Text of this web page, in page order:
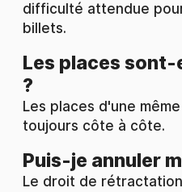
difficulté attendue
billets.
Les places sont-elles côte à côte
?
Les places d'une
toujours côte à côte.
Puis-je annuler
Le droit de